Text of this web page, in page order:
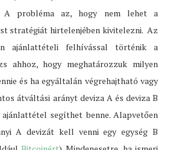
A probléma az, hogy nem lehet a
stratégiát hirtelenjében kivitelezni. Az
ajánlattételi felhívással történik a
ahhoz, hogy meghatározzuk milyen
és ha egyáltalán végrehajtható vagy
átváltási arányt deviza A és deviza B
segíthet benne. Alapvetően
A devizát kell venni egy egység B